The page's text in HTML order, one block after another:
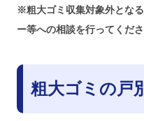
※粗大ゴミ収集対象外とな
ー等への相談を行ってくださ
粗大ゴミの戸